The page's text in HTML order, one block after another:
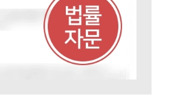
업무사례
주요 업무사례
사례분석/최신동향
법률정보